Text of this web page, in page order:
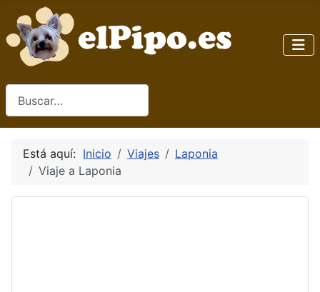
Está aquí: Inicio Viajes
Laponia
Viaje a Laponia